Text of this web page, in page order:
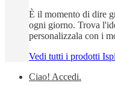
È il momento di dire
ogni giorno. Trova
personalizzala con i
Vedi tutti i prodotti
Ciao! Accedi.